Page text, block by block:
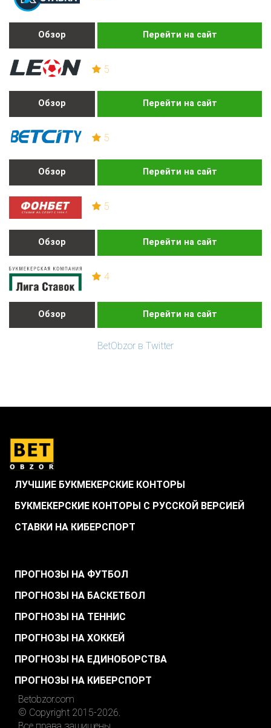
Обзор Перейти на сайт
5
Обзор Перейти на сайт
5
Обзор Перейти на сайт
5
Обзор Перейти на сайт
4
Обзор Перейти на сайт
BetObzor в Twitter
ЛУЧШИЕ БУКМЕКЕРСКИЕ КОНТОРЫ
БУКМЕКЕРСКИЕ КОНТОРЫ С РУССКОЙ ВЕРСИЕЙ
СТАВКИ НА КИБЕРСПОРТ
ПРОГНОЗЫ НА ФУТБОЛ
ПРОГНОЗЫ НА БАСКЕТБОЛ
ПРОГНОЗЫ НА ТЕННИС
ПРОГНОЗЫ НА ХОККЕЙ
ПРОГНОЗЫ НА ЕДИНОБОРСТВА
ПРОГНОЗЫ НА КИБЕРСПОРТ
Betobzor.com
© Copyright 2015-2026.